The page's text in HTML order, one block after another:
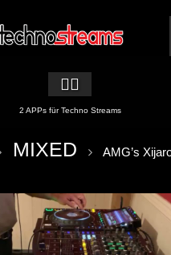
🏳️‍🌈
2 APPs für Techno Streams
MIXED
AMG’s